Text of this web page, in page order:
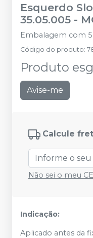
Esquerdo
35.05.005 -
Embalagem com 5
Código do produto:
Produto
Avise-me
Calcule
Não sei o meu
Indicação:
Aplicado antes da